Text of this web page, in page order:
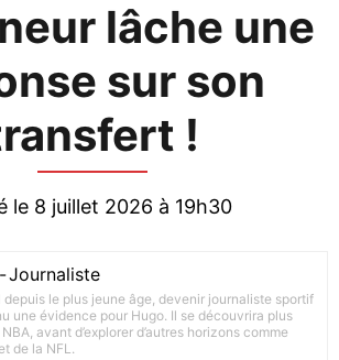
lâche une
sur son
!
le 8 juillet 2026 à 19h30
-Journaliste
le plus jeune âge, devenir journaliste sportif
une évidence pour Hugo. Il se découvrira plus
avant d’explorer d’autres horizons comme
de la NFL.